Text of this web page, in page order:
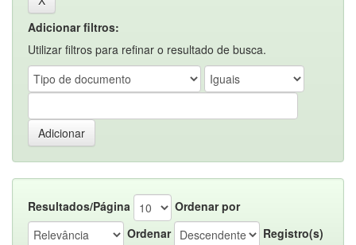
Adicionar filtros:
Utilizar filtros para refinar o resultado de busca.
Resultados/Página
Ordenar por
Ordenar
Registro(s)